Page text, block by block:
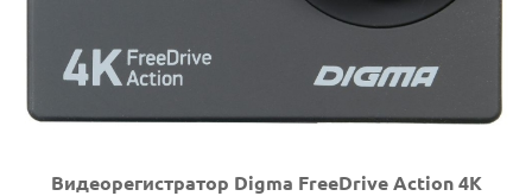
Видеорегистратор Digma FreeDrive Action 4K